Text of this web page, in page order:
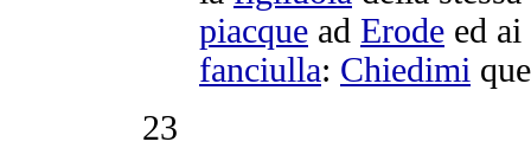
piacque ad Erode ed ai
fanciulla: Chiedimi
23